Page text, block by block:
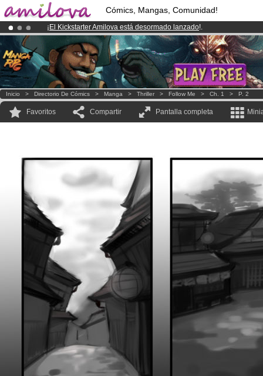
Cómics, Mangas, Comunidad!
¡ El Kickstarter Amilova está desormado lanzado!.
¡Ya tenemos 134393miembrosy 1208Cómics y Mangas!.
¡Conviertete en Premium por3.95 euros al mes!Hazte Premium ya
Inicio > Directorio De Cómics > Manga > Thriller > Follow Me > Ch. 1 > P. 2
Favoritos Compartir Pantalla completa